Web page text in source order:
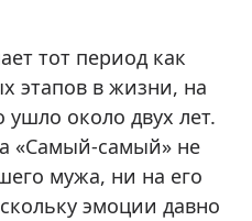
тот период как
этапов в жизни, на
ушло около двух лет.
«Самый-самый» не
мужа, ни на его
эмоции давно